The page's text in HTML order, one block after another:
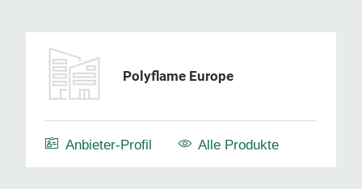
Polyflame Europe
Anbieter-Profil Alle Produkte